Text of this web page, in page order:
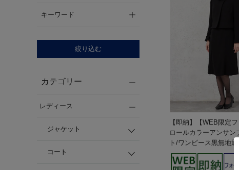
キーワード
絞り込む
カテゴリー
レディース
ジャケット
コート
【即納】【WEB限定フ
ロールカラーアンサン
ト/ワンピース黒無地通
ディース】